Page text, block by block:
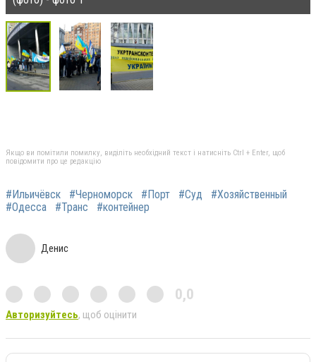
Якщо ви помітили помилку, виділіть необхідний текст і натисніть Ctrl + Enter, щоб
повідомити про це редакцію
#Ильичёвск #Черноморск #Порт #Суд
#Хозяйственный
#Одесса
#Транс #контейнер
Денис
0,0
Авторизуйтесь, щоб оцінити